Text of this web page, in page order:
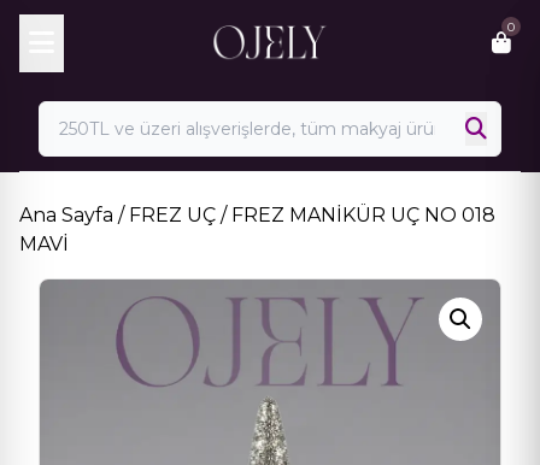
Skip
content
0
Ana Sayfa / FREZ UÇ / FREZ MANİKÜR UÇ NO 018
MAVİ